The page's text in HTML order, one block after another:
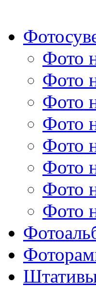
Фото
Фото
Фото
Фото
Фото
Фото
Фото
Фото